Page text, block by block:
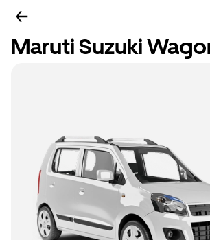
Maruti Suzuki